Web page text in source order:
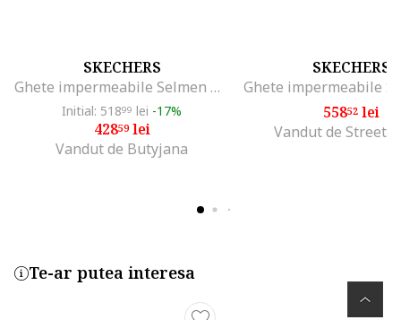
SKECHERS
Ghete impermeabile Selmen Melano, Negru
Initial: 51899 lei -17%
42859lei
Vandut de Butyjana
SKECHERS
55852lei
Vandut de Street-
Te-ar putea interesa